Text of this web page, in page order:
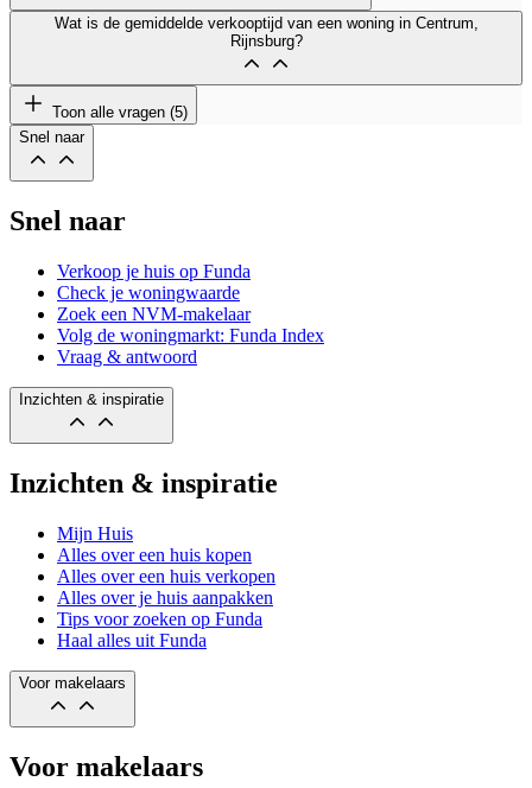
Wat is de gemiddelde verkooptijd van een woning in Centrum,
Rijnsburg?
Toon alle vragen (5)
Snel naar
Snel naar
Verkoop je huis op Funda
Check je woningwaarde
Zoek een NVM-makelaar
Volg de woningmarkt: Funda Index
Vraag & antwoord
Inzichten & inspiratie
Inzichten & inspiratie
Mijn Huis
Alles over een huis kopen
Alles over een huis verkopen
Alles over je huis aanpakken
Tips voor zoeken op Funda
Haal alles uit Funda
Voor makelaars
Voor makelaars